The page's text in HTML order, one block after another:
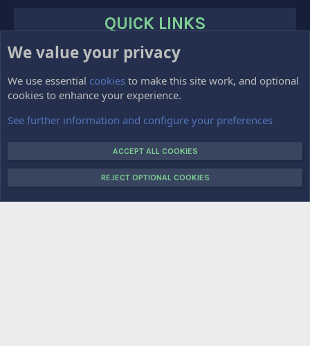
QUICK LINKS
HOME
FORUMS
Impressum
Kontakt
COPYRIGHT © 2015-2025 CRAFTTOPIA.DE. ALL RIGHTS RESERVED.
We value your privacy
We use essential cookies to make this site work, and optional
cookies to enhance your experience.
See further information and configure your preferences
ACCEPT ALL COOKIES
REJECT OPTIONAL COOKIES